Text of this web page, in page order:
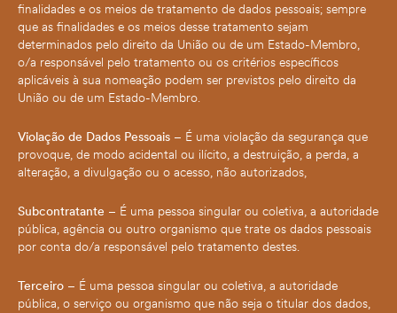
finalidades e os meios de tratamento de dados pessoais; sempre
que as finalidades e os meios desse tratamento sejam
determinados pelo direito da União ou de um Estado-Membro,
o/a responsável pelo tratamento ou os critérios específicos
aplicáveis à sua nomeação podem ser previstos pelo direito da
União ou de um Estado-Membro.
Violação de Dados Pessoais – É uma violação da segurança que
provoque, de modo acidental ou ilícito, a destruição, a perda, a
alteração, a divulgação ou o acesso, não autorizados,
Subcontratante – É uma pessoa singular ou coletiva, a autoridade
pública, agência ou outro organismo que trate os dados pessoais
por conta do/a responsável pelo tratamento destes.
Terceiro – É uma pessoa singular ou coletiva, a autoridade
pública, o serviço ou organismo que não seja o titular dos dados,